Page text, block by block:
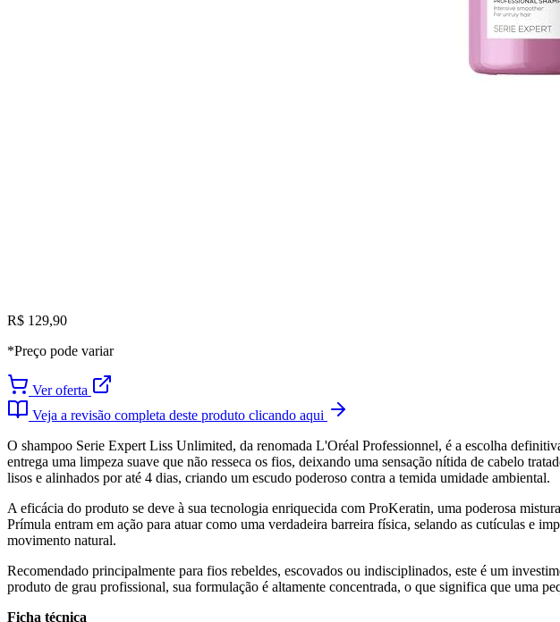
R$ 129,90
*Preço pode variar
Ver oferta
Veja a revisão completa deste produto clicando aqui
O shampoo Serie Expert Liss Unlimited, da renomada L'Oréal Professionnel, é a escolha
entrega uma limpeza suave que não resseca os fios, deixando uma sensação nítida de cabelo
lisos e alinhados por até 4 dias, criando um escudo poderoso contra a temida umidade ambiental.
A eficácia do produto se deve à sua tecnologia enriquecida com ProKeratin, uma poderosa
Prímula entram em ação para atuar como uma verdadeira barreira física, selando as cutículas e
movimento natural.
Recomendado principalmente para fios rebeldes, escovados ou indisciplinados, este é um
produto de grau profissional, sua formulação é altamente concentrada, o que significa que uma
Ficha técnica